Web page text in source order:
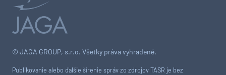
© JAGA GROUP, s.r.o. Všetky práva vyhradené.
Publikovanie alebo ďalšie šírenie správ zo zdrojov TASR je bez